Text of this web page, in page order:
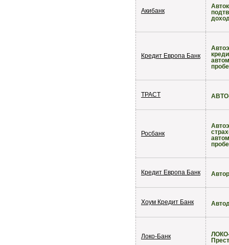
Акибанк
Кредит Европа Банк
ТРАСТ
Росбанк
Кредит Европа Банк
Хоум Кредит Банк
Локо-Банк